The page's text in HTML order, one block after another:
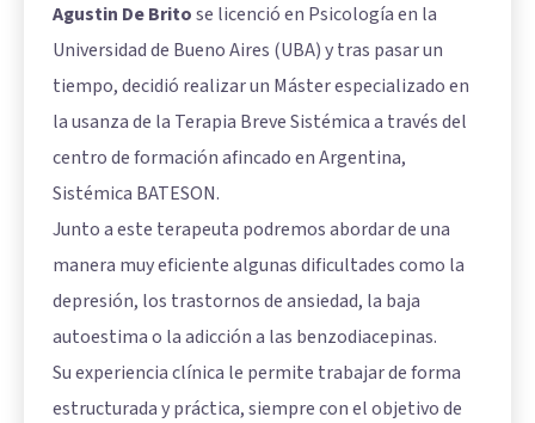
Agustin De Britose licenció en Psicología en la
Universidad de Bueno Aires (UBA) y tras pasar un
tiempo, decidió realizar un Máster especializado en
la usanza de la Terapia Breve Sistémica a través del
centro de formación afincado en Argentina,
Sistémica BATESON.
Junto a este terapeuta podremos abordar de una
manera muy eficiente algunas dificultades como la
depresión, los trastornos de ansiedad, la baja
autoestima o la adicción a las benzodiacepinas.
Su experiencia clínica le permite trabajar de forma
estructurada y práctica, siempre con el objetivo de